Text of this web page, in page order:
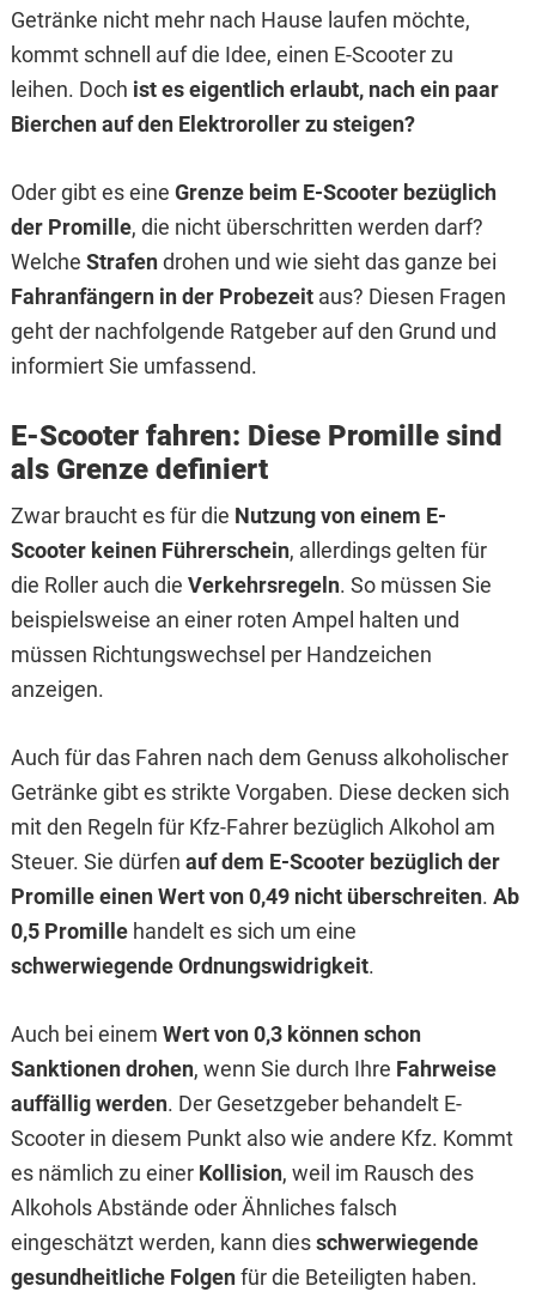
Getränke nicht mehr nach Hause laufen möchte,
kommt schnell auf die Idee, einen E-Scooter zu
leihen. Doch ist es eigentlich erlaubt, nach ein paar
Bierchen auf den Elektroroller zu steigen?
Oder gibt es eine Grenze beim E-Scooter bezüglich
der Promille, die nicht überschritten werden darf?
Welche Strafendrohen und wie sieht das ganze bei
Fahranfängern in der Probezeitaus? Diesen Fragen
geht der nachfolgende Ratgeber auf den Grund und
informiert Sie umfassend.
E-Scooter fahren: Diese Promille sind
als Grenze definiert
Zwar braucht es für die Nutzung von einem E-
Scooter keinen Führerschein, allerdings gelten für
die Roller auch die Verkehrsregeln. So müssen Sie
beispielsweise an einer roten Ampel halten und
müssen Richtungswechsel per Handzeichen
anzeigen.
Auch für das Fahren nach dem Genuss alkoholischer
Getränke gibt es strikte Vorgaben. Diese decken sich
mit den Regeln für Kfz-Fahrer bezüglich Alkohol am
Steuer. Sie dürfen auf dem E-Scooter bezüglich der
Promille einen Wert von 0,49 nicht überschreiten. Ab
0,5 Promillehandelt es sich um eine
schwerwiegende Ordnungswidrigkeit.
Auch bei einem Wert von 0,3 können schon
Sanktionen drohen, wenn Sie durch Ihre Fahrweise
auffällig werden. Der Gesetzgeber behandelt E-
Scooter in diesem Punkt also wie andere Kfz. Kommt
es nämlich zu einer Kollision, weil im Rausch des
Alkohols Abstände oder Ähnliches falsch
eingeschätzt werden, kann diesschwerwiegende
gesundheitliche Folgenfür die Beteiligten haben.